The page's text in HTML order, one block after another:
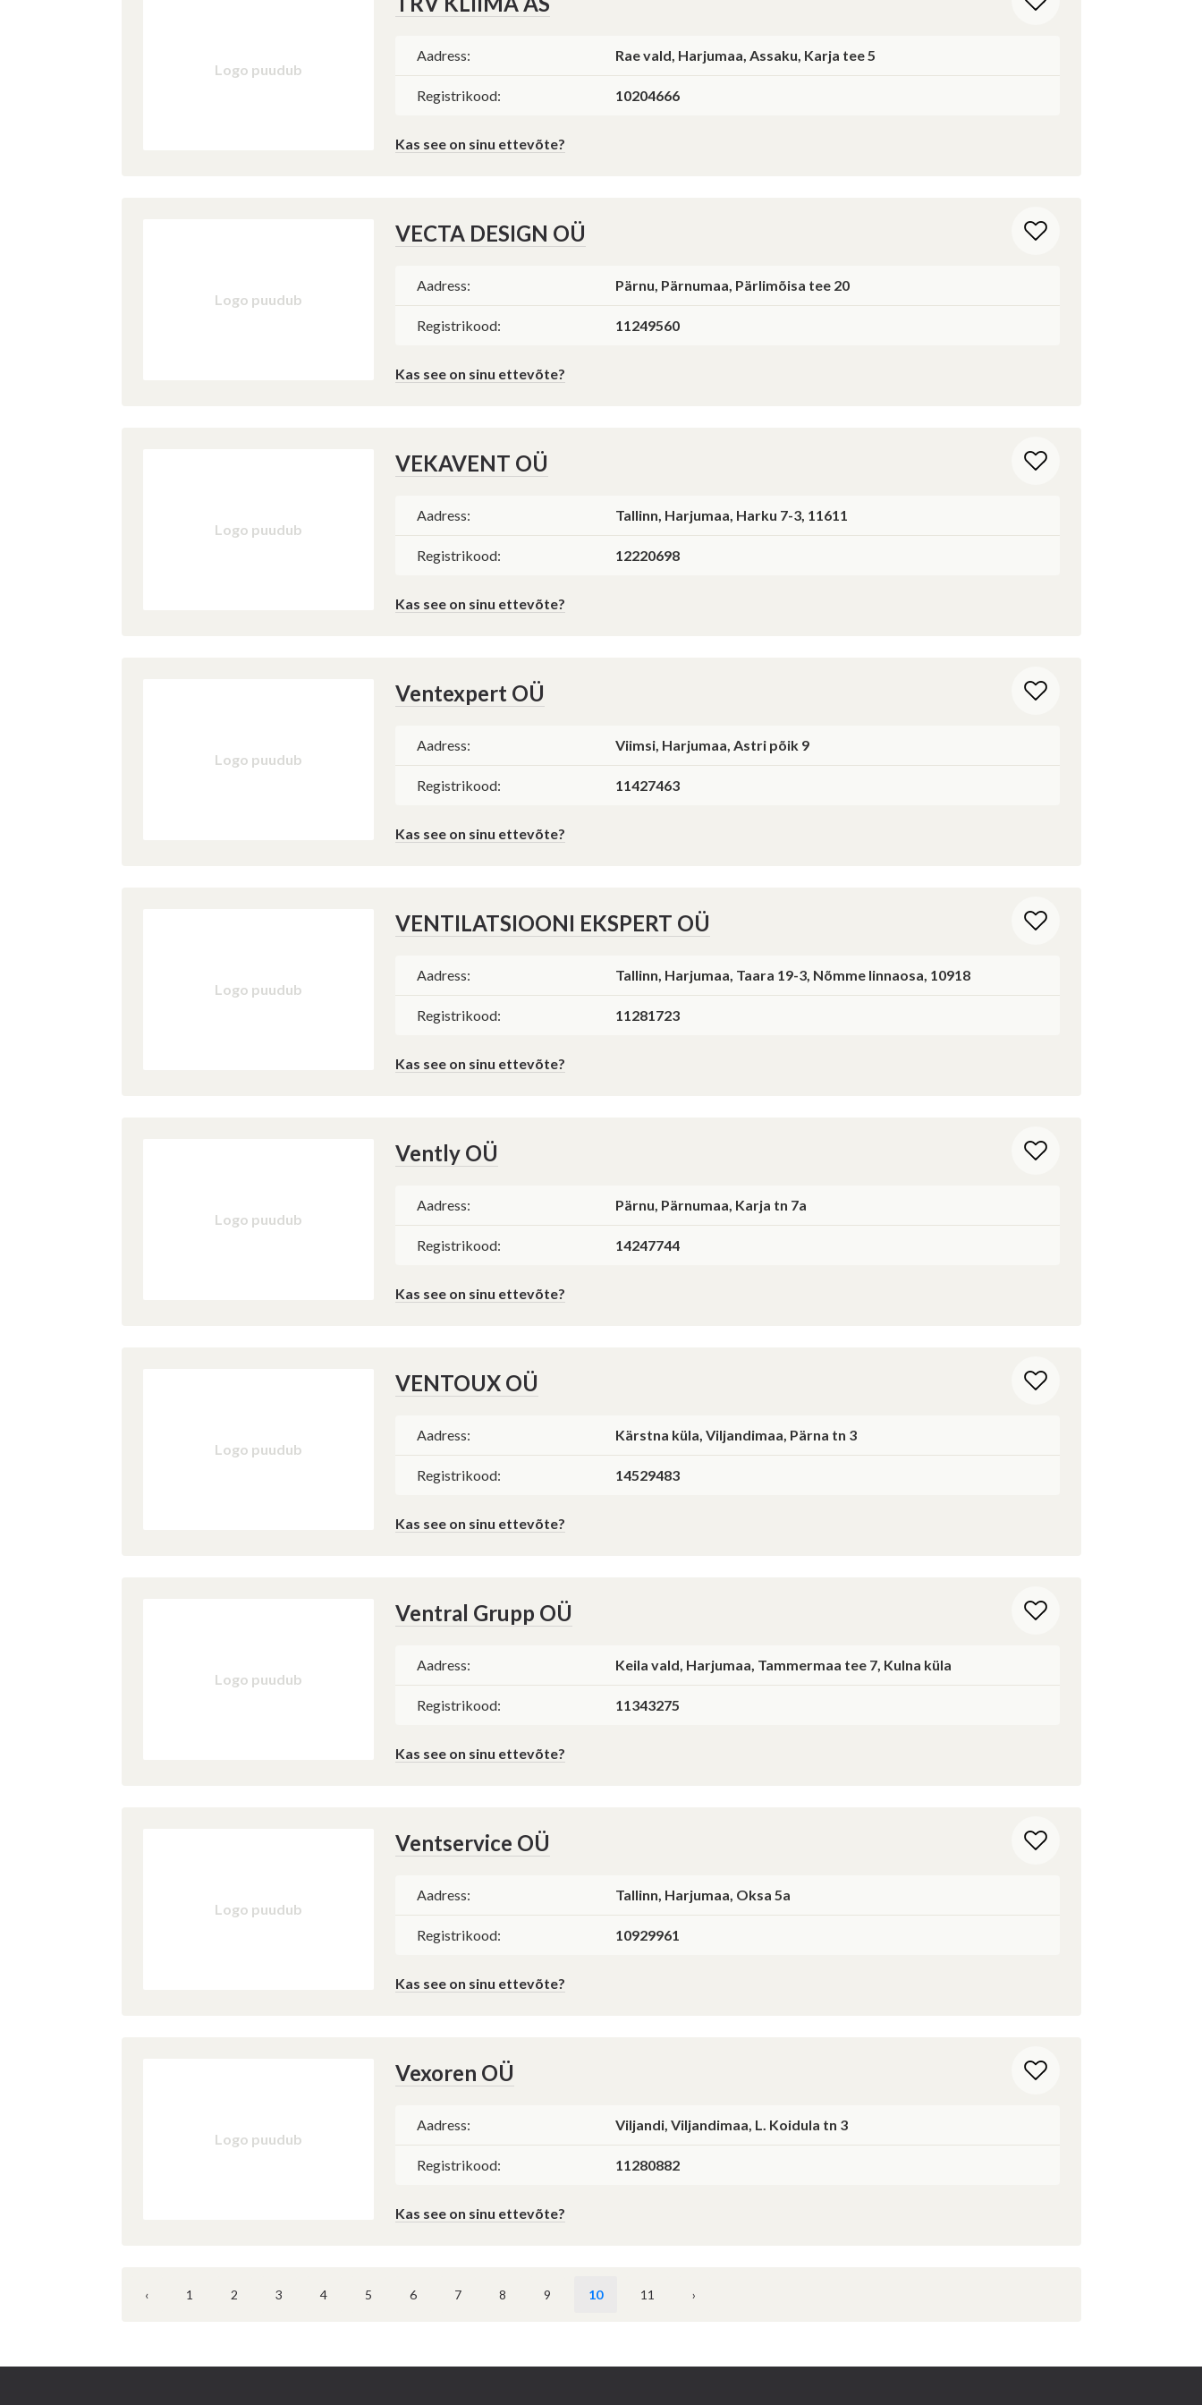
Logo puudub
Aadress: Rae vald, Harjumaa, Assaku, Karja tee 5
Registrikood: 10204666
Kas see on sinu ettevõte?
Logo puudub
VECTA DESIGN OÜ
Aadress: Pärnu, Pärnumaa, Pärlimõisa tee 20
Registrikood: 11249560
Kas see on sinu ettevõte?
Logo puudub
VEKAVENT OÜ
Aadress: Tallinn, Harjumaa, Harku 7-3, 11611
Registrikood: 12220698
Kas see on sinu ettevõte?
Logo puudub
Ventexpert OÜ
Aadress: Viimsi, Harjumaa, Astri põik 9
Registrikood: 11427463
Kas see on sinu ettevõte?
Logo puudub
VENTILATSIOONI EKSPERT OÜ
Aadress: Tallinn, Harjumaa, Taara 19-3, Nõmme linnaosa, 10918
Registrikood: 11281723
Kas see on sinu ettevõte?
Logo puudub
Vently OÜ
Aadress: Pärnu, Pärnumaa, Karja tn 7a
Registrikood: 14247744
Kas see on sinu ettevõte?
Logo puudub
VENTOUX OÜ
Aadress: Kärstna küla, Viljandimaa, Pärna tn 3
Registrikood: 14529483
Kas see on sinu ettevõte?
Logo puudub
Ventral Grupp OÜ
Aadress: Keila vald, Harjumaa, Tammermaa tee 7, Kulna küla
Registrikood: 11343275
Kas see on sinu ettevõte?
Logo puudub
Ventservice OÜ
Aadress: Tallinn, Harjumaa, Oksa 5a
Registrikood: 10929961
Kas see on sinu ettevõte?
Logo puudub
Vexoren OÜ
Aadress: Viljandi, Viljandimaa, L. Koidula tn 3
Registrikood: 11280882
Kas see on sinu ettevõte?
‹ 1 2 3 4 5 6 7 8 9 10 11 ›
Avalik sektor
(Omavalitsus, riigiettevõte, sihtasutus, kool, lasteaed
Saab korraldada hankeid
Ei saa osaleda teistel hangetel
Saada mulle koopia